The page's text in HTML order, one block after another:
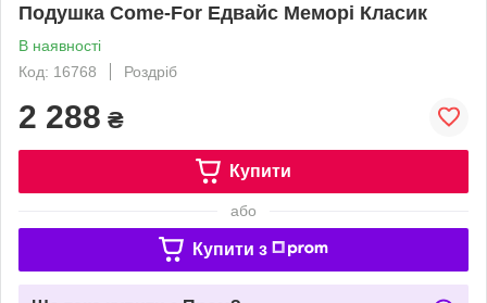
Подушка Come-For Едвайс Меморі Класик
В наявності
Код: 16768
Роздріб
2 288 ₴
Купити
або
Купити з